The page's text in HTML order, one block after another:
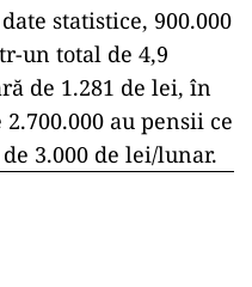
statistice, 900.000
un total de 4,9
de 1.281 de lei, în
au pensii ce
3.000 de lei/lunar.